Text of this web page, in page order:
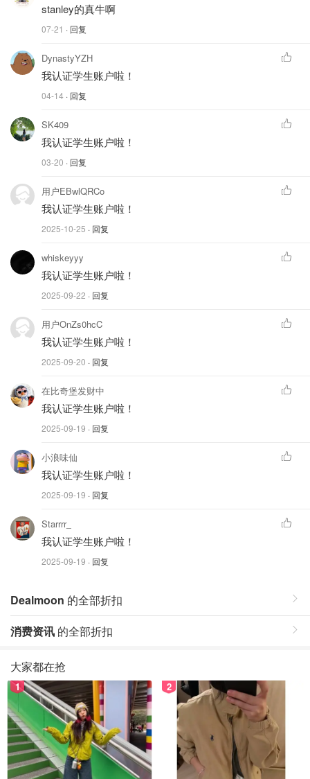
stanley的真牛啊
07-21 · 回复
DynastyYZH
我认证学生账户啦！
04-14 · 回复
SK409
我认证学生账户啦！
03-20 · 回复
用户EBwlQRCo
我认证学生账户啦！
2025-10-25 · 回复
whiskeyyy
我认证学生账户啦！
2025-09-22 · 回复
用户OnZs0hcC
我认证学生账户啦！
2025-09-20 · 回复
在比奇堡发财中
我认证学生账户啦！
2025-09-19 · 回复
小浪味仙
我认证学生账户啦！
2025-09-19 · 回复
Starrrr_
我认证学生账户啦！
2025-09-19 · 回复
Dealmoon 的全部折扣
消费资讯 的全部折扣
大家都在抢
1 2